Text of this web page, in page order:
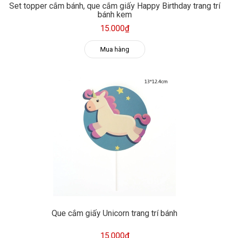
Set topper cắm bánh, que cắm giấy Happy Birthday trang trí
bánh kem
15.000₫
Mua hàng
Que cắm giấy Unicorn trang trí bánh
15.000₫